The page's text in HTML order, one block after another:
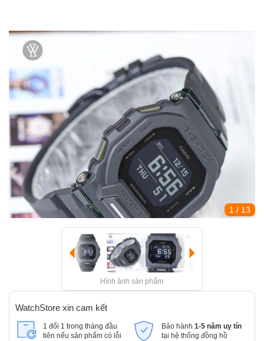
1 / 13
Hình ảnh sản phẩm
WatchStore xin cam kết
1 đổi 1 trong tháng đầu
tiên nếu sản phẩm có lỗi
Bảo hành 1-5 năm uy tín
tại hệ thống đồng hồ